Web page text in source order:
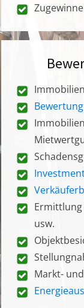
usw.
Markt-